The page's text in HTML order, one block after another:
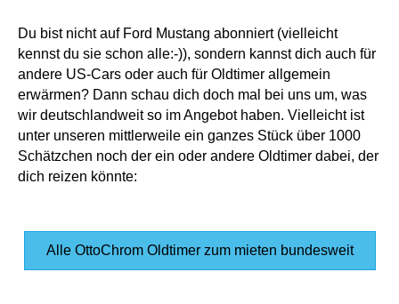
Du bist nicht auf Ford Mustang abonniert (vielleicht
kennst du sie schon alle:-)), sondern kannst dich auch für
andere US-Cars oder auch für Oldtimer allgemein
erwärmen? Dann schau dich doch mal bei uns um, was
wir deutschlandweit so im Angebot haben. Vielleicht ist
unter unseren mittlerweile ein ganzes Stück über 1000
Schätzchen noch der ein oder andere Oldtimer dabei, der
dich reizen könnte:
Alle OttoChrom Oldtimer zum mieten bundesweit